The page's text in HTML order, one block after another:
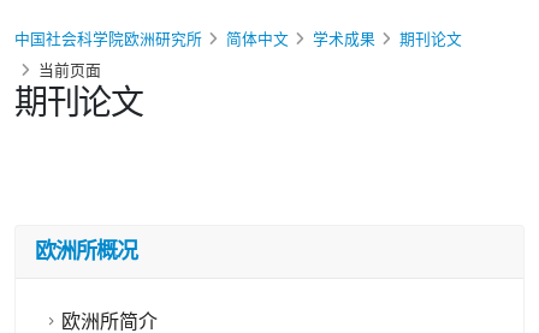
期刊论文
中国社会科学院欧洲研究所 简体中文 学术成果
期刊论文
当前页面
欧洲所概况
欧洲所简介